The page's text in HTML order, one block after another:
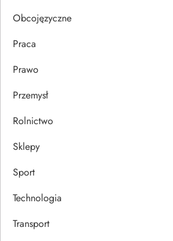
u
Obcojęzyczne
Praca
Prawo
Przemysł
Rolnictwo
Sklepy
Sport
Technologia
Transport